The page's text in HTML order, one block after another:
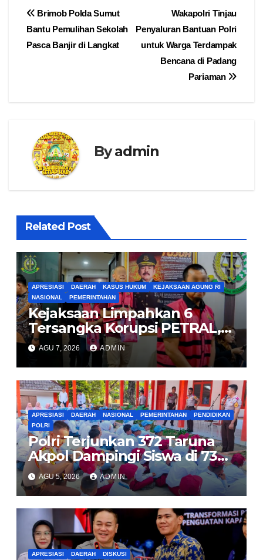
Navigasi
pos
Wakapolri Tinjau
Penyaluran Bantuan Polri
untuk Warga Terdampak
Bencana di Padang
Pariaman
Brimob Polda Sumut
Bantu Pemulihan Sekolah
Pasca Banjir di Langkat
Byadmin
Related Post
APRESIASI DAERAH KASUS HUKUM
KEJAKSAAN AGUNG RI
NASIONAL
PEMERINTAHAN
Kejaksaan Limpahkan 6
Tersangka Korupsi PETRAL,
PES dan ISC ke PN Tipikor
Jakarta Pusat
AGU 7, 2026 ADMIN
APRESIASI DAERAH NASIONAL PEMERINTAHAN
PENDIDIKAN
POLRI
Polri Terjunkan 372 Taruna
Akpol Dampingi Siswa di 73
Sekolah Rakyat
AGU 5, 2026 ADMIN
APRESIASI DAERAH DISKUSI